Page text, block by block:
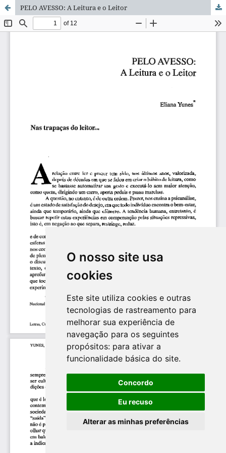
O nosso site usa
cookies
Este site utiliza cookies e outras
tecnologias de rastreamento para
melhorar sua experiência de
navegação para os seguintes
propósitos: para ativar a
funcionalidade básica do site.
Concordo
Eu recuso
Alterar as minhas preferências
PELO AVESSO: A Leitura e o Leitor